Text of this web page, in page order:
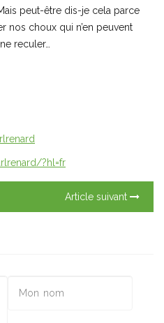
peut-être dis-je cela parce
nos choux qui n’en peuvent
reculer…
?hl=fr
Article suivant